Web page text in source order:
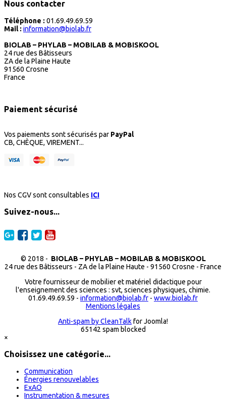
Nous contacter
Téléphone : 01.69.49.69.59
Mail : information@biolab.fr
BIOLAB – PHYLAB – MOBILAB & MOBISKOOL
24 rue des Bâtisseurs
ZA de la Plaine Haute
91560 Crosne
France
Paiement sécurisé
Vos paiements sont sécurisés par PayPal
CB, CHÈQUE, VIREMENT...
Nos CGV sont consultables ICI
Suivez-nous...
© 2018 - BIOLAB – PHYLAB – MOBILAB & MOBISKOOL
24 rue des Bâtisseurs - ZA de la Plaine Haute - 91560 Crosne - France
Votre fournisseur de mobilier et matériel didactique pour
l'enseignement des sciences : svt, sciences physiques, chimie.
01.69.49.69.59 - information@biolab.fr - www.biolab.fr
Mentions légales
Anti-spam by CleanTalkfor Joomla!
65142 spam blocked
×
Choisissez une catégorie...
Communication
Énergies renouvelables
ExAO
Instrumentation & mesures